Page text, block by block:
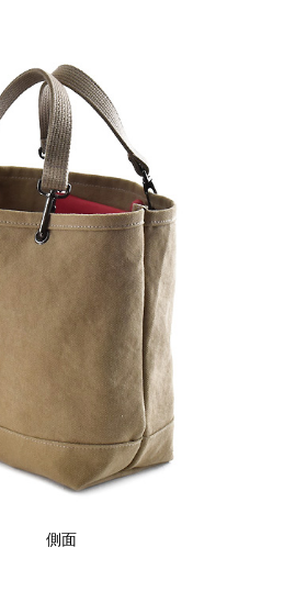
ッテリー／電源ケース
ホルダー／傘ケース
バコ／タバコケース
ポーチ
その他ケース
産終了商品一覧
ダーメイド生産可能＞
閉じる
側面